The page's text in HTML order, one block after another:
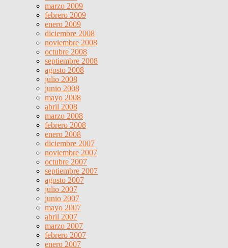
marzo 2009
febrero 2009
enero 2009
diciembre 2008
noviembre 2008
octubre 2008
septiembre 2008
agosto 2008
julio 2008
junio 2008
mayo 2008
abril 2008
marzo 2008
febrero 2008
enero 2008
diciembre 2007
noviembre 2007
octubre 2007
septiembre 2007
agosto 2007
julio 2007
junio 2007
mayo 2007
abril 2007
marzo 2007
febrero 2007
enero 2007